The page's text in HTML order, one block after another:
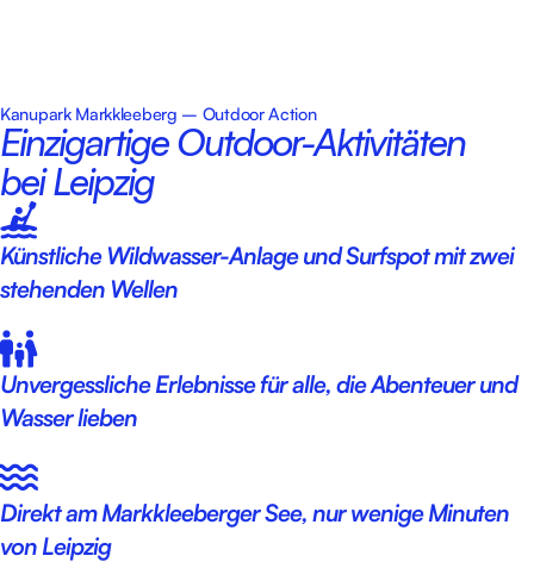
Kanupark Markkleeberg – Outdoor Action
Einzigartige Outdoor-Aktivitäten
bei Leipzig
Künstliche Wildwasser-Anlage und Surfspot mit zwei
stehenden Wellen
Unvergessliche Erlebnisse für alle, die Abenteuer und
Wasser lieben
Direkt am Markkleeberger See, nur wenige Minuten
von Leipzig